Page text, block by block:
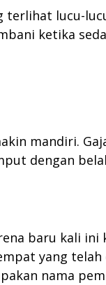
terlihat lucu-
ketika
mandiri.
dengan
baru kali
yang
nama